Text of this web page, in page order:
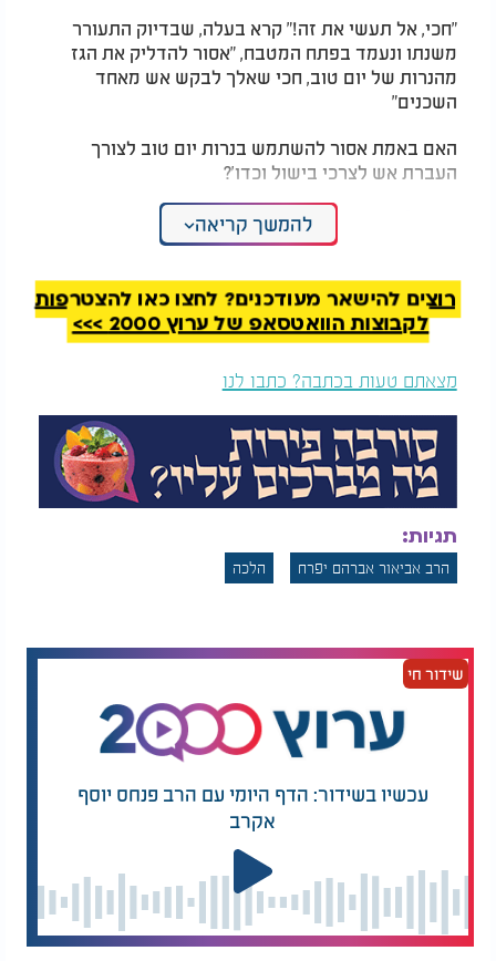
"חכי, אל תעשי את זה!" קרא בעלה, שבדיוק התעורר
משנתו ונעמד בפתח המטבח, "אסור להדליק את הגז
מהנרות של יום טוב, חכי שאלך לבקש אש מאחד
השכנים"
האם באמת אסור להשתמש בנרות יום טוב לצורך
העברת אש לצרכי בישול וכדו'?
המלצות נוספות
מה עושים עם השמן
שנותר מנרות החנוכה?
כל מה שצריך לדעת
יש אזעקה והדלת נעולה
- האם מותר להקיש קוד
בשבת?
תשובה:
נחלקו הפוסקים האם מותר להשתמש בנר של יום טוב
דעת האור לציון שאסור משום שסבר שהנר הזה מוגדר
כנר של מצוה, אבל דעת הגרשז"א ועוד פוסקים שמותר
להשתמש בו לצורך חול, וטעמם שנר זה נועד להשתמש
בו לכל צורכי יום טוב, ולכן לשיטתם יוצא שמותר
להדליק את הגז ע"י העברת אש מנרות יום טוב, וכן
יש לציין שגם לדעת המחמירים כל מה שאסור זה רק
כאשר רוצה להעביר אש שלא למטרת הכנת אוכל ליו"ט,
אלא לצורך עישון סיגריה וכדו', אבל אם הוא רוצה
להעביר אש לצורך הסעודה ממש, מותר לכל הדעות.
התשובה מאת הרב אביאור אברהם יפרח שליט"א, מורה
להמשך קריאה
רוצים להישאר מעודכנים? לחצו כאן להצטרפות
לקבוצות הוואטסאפ של ערוץ 2000 >>>
מצאתם טעות בכתבה? כתבו לנו
תגיות:
הרב אביאור אברהם יפרח הלכה
שידור חי
עכשיו בשידור: הדף היומי עם הרב פנחס יוסף
אקרב